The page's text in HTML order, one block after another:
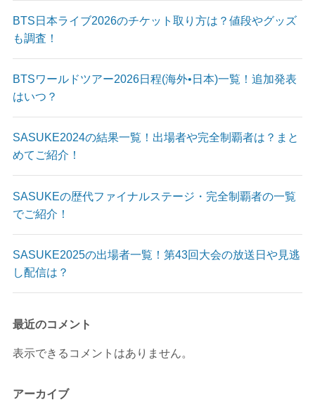
BTS日本ライブ2026のチケット取り方は？値段やグッズ
も調査！
BTSワールドツアー2026日程(海外•日本)一覧！追加発表
はいつ？
SASUKE2024の結果一覧！出場者や完全制覇者は？まと
めてご紹介！
SASUKEの歴代ファイナルステージ・完全制覇者の一覧
でご紹介！
SASUKE2025の出場者一覧！第43回大会の放送日や見逃
し配信は？
最近のコメント
表示できるコメントはありません。
アーカイブ